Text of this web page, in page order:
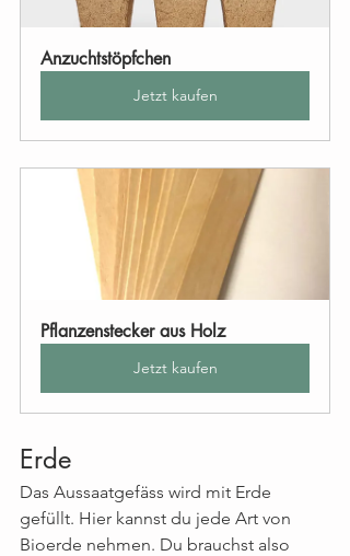
Anzuchtstöpfchen
Jetzt kaufen
Pflanzenstecker aus Holz
Jetzt kaufen
Erde
Das Aussaatgefäss wird mit Erde
gefüllt. Hier kannst du jede Art von
Bioerde nehmen. Du brauchst also